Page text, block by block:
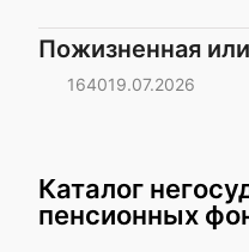
164019.07.2026
Каталог
пенсионных